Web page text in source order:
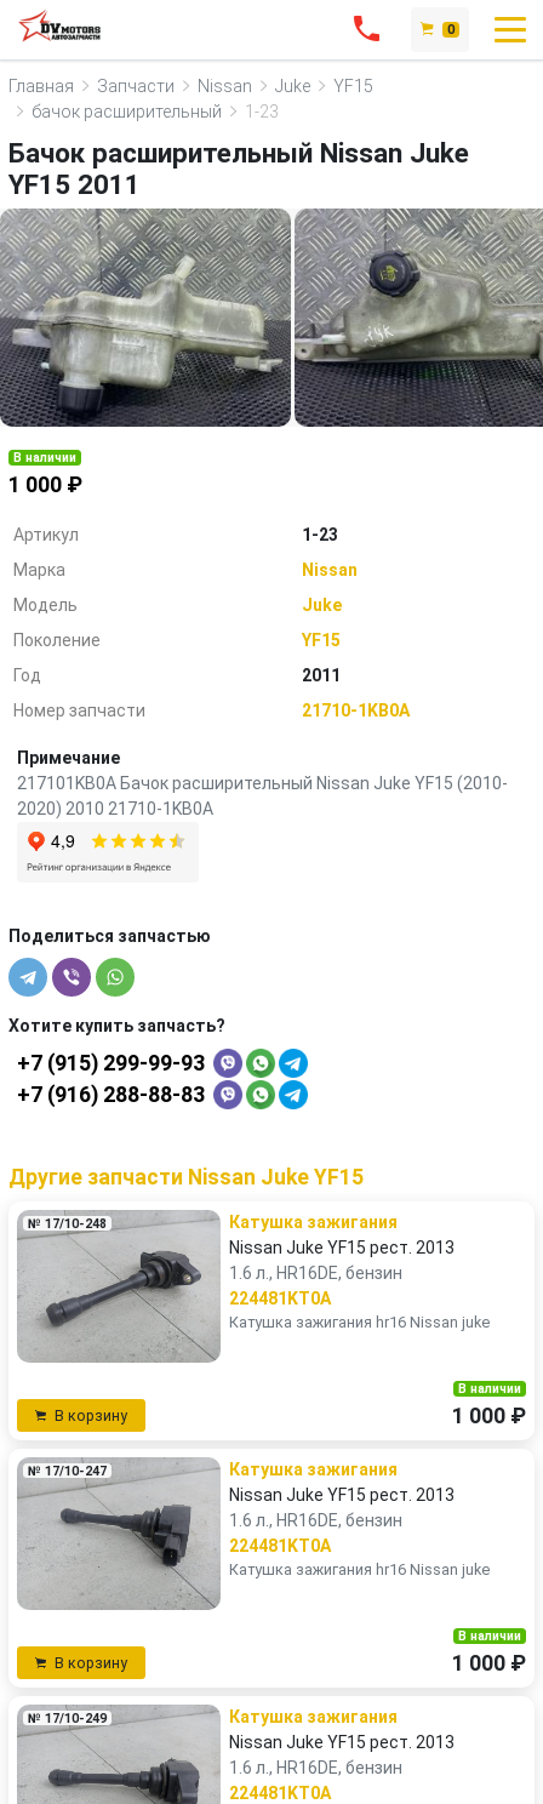
0
Главная Запчасти Nissan Juke
YF15
бачок расширительный
1-23
Бачок расширительный Nissan Juke
YF15 2011
В наличии
1 000 ₽
Артикул
1-23
Марка
Nissan
Модель
Juke
Поколение
YF15
Год
2011
Номер запчасти
21710-1KB0A
Примечание
217101KB0A Бачок расширительный Nissan Juke YF15 (2010-
2020) 2010 21710-1KB0A
Поделиться запчастью
Хотите купить запчасть?
+7 (915) 299-99-93
+7 (916) 288-88-83
Другие запчасти Nissan Juke YF15
№ 17/10-248
Катушка зажигания
Nissan Juke YF15 рест. 2013
1.6 л., HR16DE, бензин
224481KT0A
Катушка зажигания hr16 Nissan juke
В корзину
В наличии
1 000 ₽
№ 17/10-247
Катушка зажигания
Nissan Juke YF15 рест. 2013
1.6 л., HR16DE, бензин
224481KT0A
Катушка зажигания hr16 Nissan juke
В корзину
В наличии
1 000 ₽
№ 17/10-249
Катушка зажигания
Nissan Juke YF15 рест. 2013
1.6 л., HR16DE, бензин
224481KT0A